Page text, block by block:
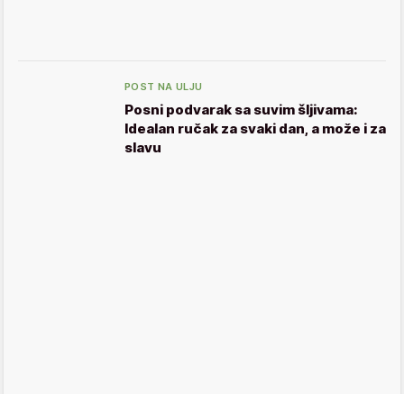
POST NA ULJU
Posni podvarak sa suvim šljivama:
Idealan ručak za svaki dan, a može i za
slavu